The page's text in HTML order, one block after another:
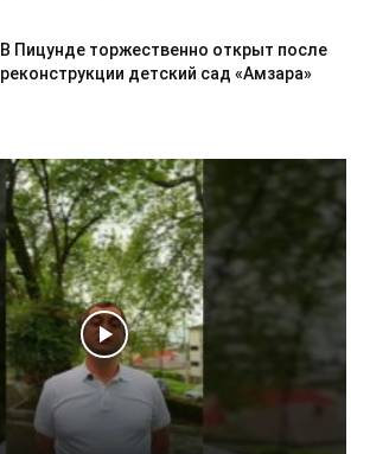
В Пицунде торжественно открыт после
реконструкции детский сад «Амзара»